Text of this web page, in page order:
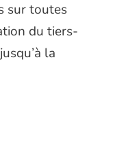
sur toutes
du tiers-
la